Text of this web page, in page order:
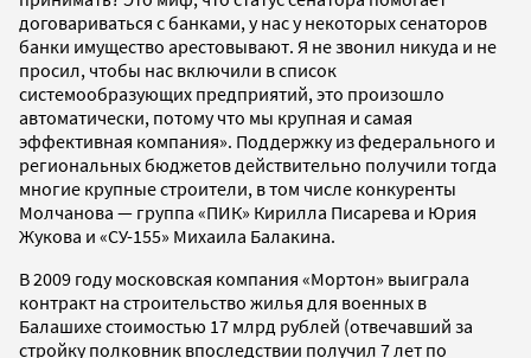
договариваться с банками, у нас у некоторых сенаторов
банки имущество арестовывают. Я не звонил никуда и не
просил, чтобы нас включили в список
системообразующих предприятий, это произошло
автоматически, потому что мы крупная и самая
эффективная компания». Поддержку из федерального и
региональных бюджетов действительно получили тогда
многие крупные строители, в том числе конкуренты
Молчанова — группа «ПИК» Кирилла Писарева и Юрия
Жукова и «СУ-155» Михаила Балакина.
В 2009 году московская компания «Мортон» выиграла
контракт на строительство жилья для военных в
Балашихе стоимостью 17 млрд рублей (отвечавший за
стройку полковник впоследствии получил 7 лет по